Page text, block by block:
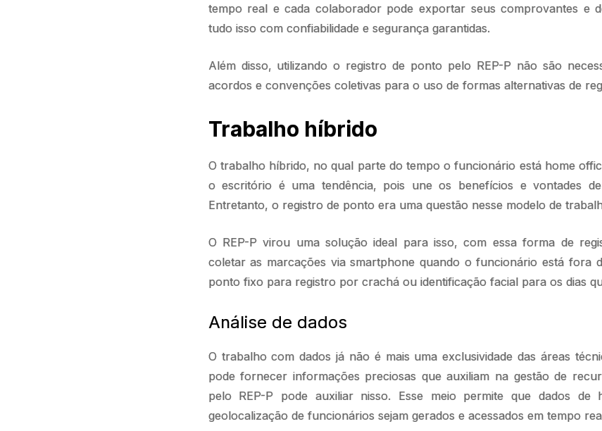
tempo real e cada colaborador pode exportar seus comprovantes e
tudo isso com confiabilidade e segurança garantidas.
Além disso, utilizando o registro de ponto pelo REP-P não são
acordos e convenções coletivas para o uso de formas alternativas de
Trabalho híbrido
O trabalho híbrido, no qual parte do tempo o funcionário está home
o escritório é uma tendência, pois une os benefícios e vontades
Entretanto, o registro de ponto era uma questão nesse modelo de
O REP-P virou uma solução ideal para isso, com essa forma de
coletar as marcações via smartphone quando o funcionário está fora
ponto fixo para registro por crachá ou identificação facial para os dias
Análise de dados
O trabalho com dados já não é mais uma exclusividade das áreas
pode fornecer informações preciosas que auxiliam na gestão de
pelo REP-P pode auxiliar nisso. Esse meio permite que dados de
geolocalização de funcionários sejam gerados e acessados em tempo